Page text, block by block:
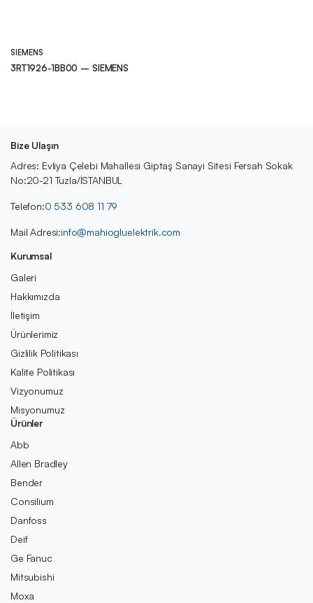
SIEMENS
3RT1926-1BB00 – SIEMENS
Bize Ulaşın
Adres: Evliya Çelebi Mahallesi Giptaş Sanayi Sitesi Fersah Sokak
No:20-21 Tuzla/İSTANBUL
Telefon:0 533 608 11 79
Mail Adresi:info@mahiogluelektrik.com
Kurumsal
Galeri
Hakkımızda
İletişim
Ürünlerimiz
Gizlilik Politikası
Kalite Politikası
Vizyonumuz
Misyonumuz
Ürünler
Abb
Allen Bradley
Bender
Consilium
Danfoss
Deif
Ge Fanuc
Mitsubishi
Moxa